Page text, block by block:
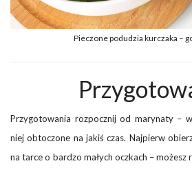
Pieczone podudzia kurczaka –
Przygotowania rozpocznij od marynaty –
niej obtoczone na jakiś czas. Najpierw
na tarce o bardzo małych oczkach – możesz